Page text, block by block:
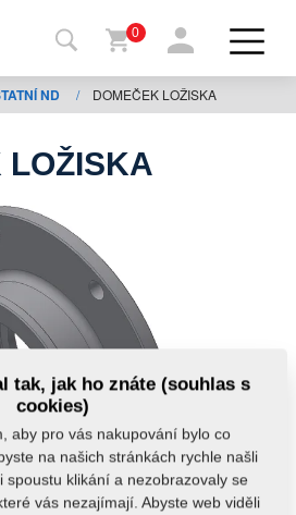
0
ND / DOMEČEK LOŽISKA
LOŽISKA
tak, jak ho znáte (souhlas s
cookies)
aby pro vás nakupování bylo co
na našich stránkách rychle našli
spoustu klikání a nezobrazovaly se
vás nezajímají. Abyste web viděli